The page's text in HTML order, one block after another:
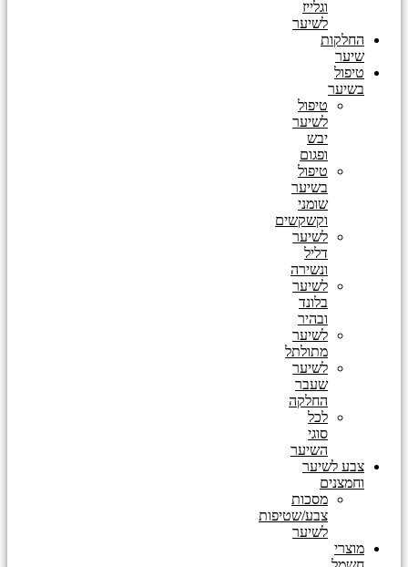
וגלייז
לשיער
החלקות
שיער
טיפול
בשיער
טיפול
לשיער
יבש
ופגום
טיפול
בשיער
שומני
וקשקשים
לשיער
דליל
ונשירה
לשיער
בלונד
ובהיר
לשיער
מתולתל
לשיער
שעבר
החלקה
לכל
סוגי
השיער
צבע לשיער
וחמצנים
מסכות
צבע/שטיפות
לשיער
מוצרי